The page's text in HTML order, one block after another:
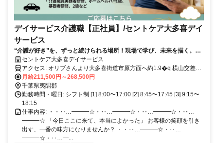
デイサービス介護職【正社員】/セントケア大多喜デイ
サービス
“介護が好き”を、ずっと続けられる場所！現場で学び、未来を描く。キ
ャリアアップできる介護の仕事です
セントケア大多喜デイサービス
アクセス: オリブさんより大多喜街道市原方面へ約1.9�q 横山交差点
より200m先右側 <マイカー通勤可/駐車場完備>
月給211,500円～268,500円
千葉県夷隅郡
勤務時間・曜日: シフト制 [1] 8:00〜17:00 [2] 8:45〜17:45 [3] 9:15〜
18:15
仕事内容: ・・‥…━━━☆・‥…━━━☆・‥…━━━☆・‥…
━━━☆ 「今日ここに来て、本当によかった」 お客様の笑顔を引き
出す、一番の味方になりませんか？ ・・‥…━━━☆・‥…
━━━☆・‥…━...